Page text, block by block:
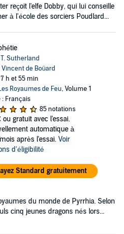
reçoit l'elfe Dobby, qui lui conseille
à l'école des sorciers Poudlard...
Sutherland
Vincent de Boüard
h et 55 min
Royaumes de Feu, Volume 1
: Français
85 notations
ou gratuit avec l'essai.
automatique à
après l'essai. Voir
d'éligibilité
Standard gratuitement
du monde de Pyrrhia. Selon
cinq jeunes dragons nés lors...